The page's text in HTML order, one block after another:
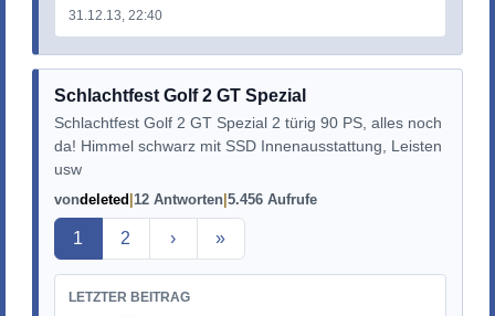
31.12.13, 22:40
Schlachtfest Golf 2 GT Spezial
Schlachtfest Golf 2 GT Spezial 2 türig 90 PS, alles noch
da! Himmel schwarz mit SSD Innenausstattung, Leisten
usw
vondeleted 12 Antworten 5.456 Aufrufe
Aktuelle Seite
1 2 › »
LETZTER BEITRAG